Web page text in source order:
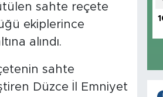
sahte reçete
ekiplerince
alındı.
sahte
Düzce İl Emniyet